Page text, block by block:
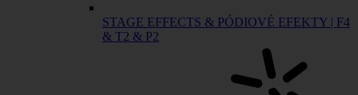
STAGE EFFECTS & PÓDIOVÉ EFEKTY | F4
& T2 & P2